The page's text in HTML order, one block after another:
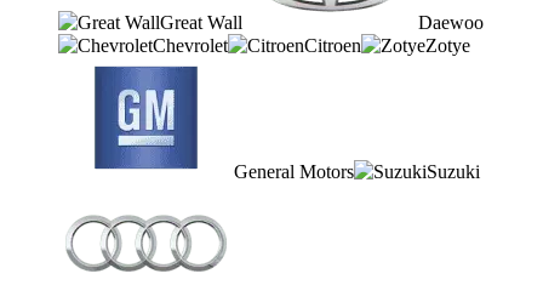
Great Wall
Daewoo
Chevrolet
Citroen Zotye
General Motors Suzuki